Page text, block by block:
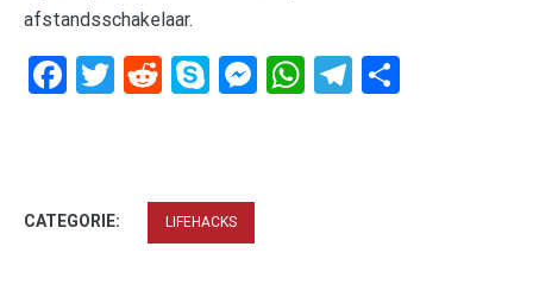
afstandsschakelaar.
Facebook
Twitter
RedditSkypeMessenger
WhatsApp
Telegram
CATEGORIE: LIFEHACKS